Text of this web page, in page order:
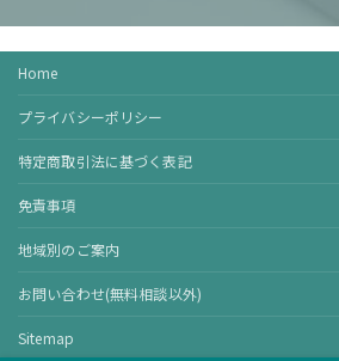
Home
プライバシーポリシー
特定商取引法に基づく表記
免責事項
地域別のご案内
お問い合わせ(無料相談以外)
Sitemap